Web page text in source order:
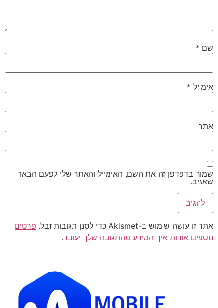
שם *
אימייל *
אתר
שמור בדפדפן זה את השם, האימייל והאתר שלי לפעם הבאה
שאגיב.
אתר זו עושה שימוש ב-Akismet כדי לסנן תגובות זבל.
פרטים
נוספים אודות איך המידע מהתגובה שלך יעובד.